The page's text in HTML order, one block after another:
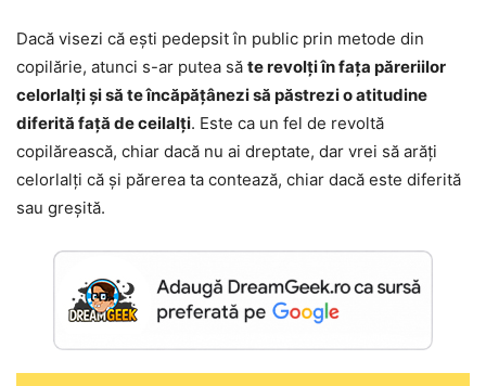
Dacă visezi că ești pedepsit în public prin metode din
copilărie, atunci s-ar putea să te revolți în fața păreriilor
celorlalți și să te încăpățânezi să păstrezi o atitudine
diferită față de ceilalți. Este ca un fel de revoltă
copilărească, chiar dacă nu ai dreptate, dar vrei să arăți
celorlalți că și părerea ta contează, chiar dacă este diferită
sau greșită.